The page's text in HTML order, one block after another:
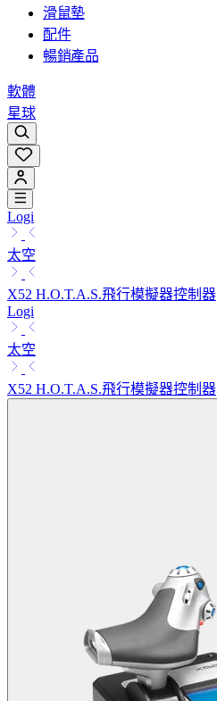
滑鼠墊
配件
暢銷產品
軟體
星球
Logi
太空
X52 H.O.T.A.S.飛行模擬器控制器
Logi
太空
X52 H.O.T.A.S.飛行模擬器控制器